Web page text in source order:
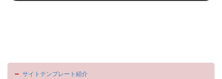
サイトテンプレート紹介